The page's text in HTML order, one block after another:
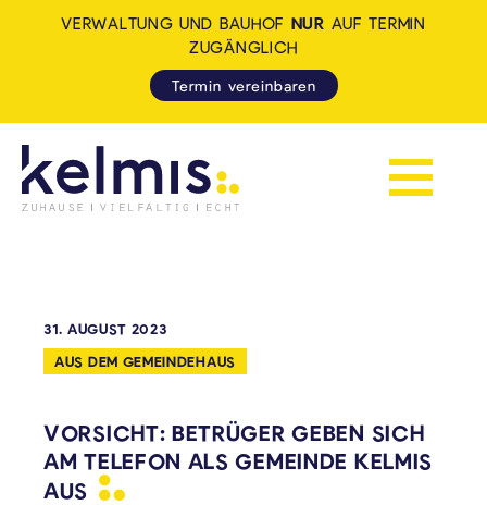
Navigation
VERWALTUNG UND BAUHOF NUR AUF TERMIN
ZUGÄNGLICH
Termin vereinbaren
31. AUGUST 2023
AUS DEM GEMEINDEHAUS
VORSICHT: BETRÜGER GEBEN SICH
AM TELEFON ALS GEMEINDE KELMIS
AUS